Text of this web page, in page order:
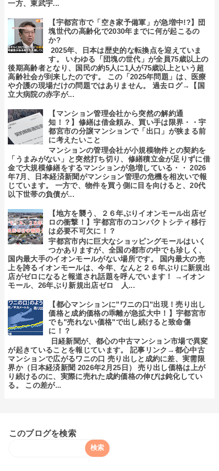
一方、東武宇...
【宇都宮市で「空き家予備軍」が急増中!?】団
塊世代の高齢化で2030年までに何が起こるの
か?
2025年、日本は歴史的な転換点を迎えていま
す。 いわゆる「団塊の世代」が全員75歳以上の
後期高齢者となり、国民の約5人に1人が75歳以上という超
高齢社会が到来したのです。 この「2025年問題」は、医療
や介護の現場だけの問題ではありません。 過去ログ→【国
立大病院の赤字が...
【マンション管理会社から突然の解約通
知！？】修繕は借金頼み、買い手は限界・・宇
都宮市の分譲マンションで「出口」が狭まる前
に考えたいこと
マンションの管理会社が小規模物件との契約を
「うまみがない」と突然打ち切り、修繕積立金が足りずに借
金で大規模修繕をするマンションが急増している・・ 2026
年7月、日本経済新聞がマンション管理の危機を相次いで報
じています。 一方で、物件を買う側に目を向けると、20代
以下世帯の負債が...
【地方を襲う、２６年ぶりイオンモール出店ゼ
ロの衝撃！】宇都宮市のコンパクトシティ移行
は必要不可欠に！？
宇都宮市内に巨大なショッピングモールはいく
つかありますが、全国の都市の中でも珍しく、
国内最大手のイオンモールがない場所です。 国内最大の売
上を誇るイオンモールは、今年、なんと２６年ぶりに新規出
店がゼロになると報道され話題を呼んでいます！ →イオン
モール、26年ぶり新規出店ゼロ 人...
【都心マンションに"ワニの口"出現！売り出し
価格と成約価格の乖離が急拡大中！】宇都宮市
でも"売れない価格"で出し続けると致命傷
に！？
日経新聞が、都心の中古マンション市場で異変
が起きていることを報じています。 記事リンク→都心中古
マンションで広がるワニの口 売り出しと成約に差、実需限
界か（日本経済新聞 2026年2月25日） 売り出し価格は上が
り続けるのに、実際に売れた成約価格の伸びは鈍化してい
る。 この差が...
このブログを検索